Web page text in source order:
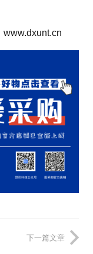
www.dxunt.cn
下一篇文章